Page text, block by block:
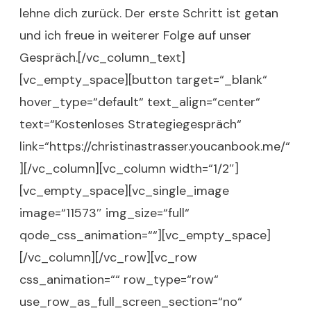
lehne dich zurück. Der erste Schritt ist getan
und ich freue in weiterer Folge auf unser
Gespräch.[/vc_column_text]
[vc_empty_space][button target=“_blank“
hover_type=“default“ text_align=“center“
text=“Kostenloses Strategiegespräch“
link=“https://christinastrasser.youcanbook.me/“
][/vc_column][vc_column width=“1/2″]
[vc_empty_space][vc_single_image
image=“11573″ img_size=“full“
qode_css_animation=““][vc_empty_space]
[/vc_column][/vc_row][vc_row
css_animation=““ row_type=“row“
use_row_as_full_screen_section=“no“